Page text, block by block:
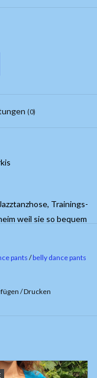
(0)
Trainings-
weil sie so bequem
pants /belly dance pants
/Drucken